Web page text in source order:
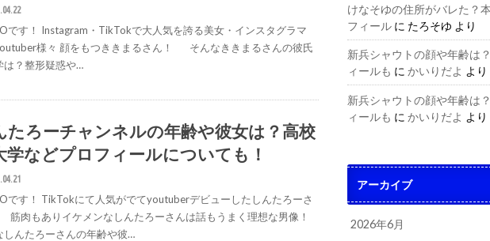
です！ Instagram・TikTokで大人気を誇る美女・インスタグラマ
様々 顔をもつききまるさん！ そんなききまるさんの彼氏
は？整形疑惑や…
たろーチャンネルの年齢や彼女は？高校
学などプロフィールについても！
です！ TikTokにて人気がでてyoutuberデビューしたしんたろーさ
肉もありイケメンなしんたろーさんは話もうまく理想な男像！
しんたろーさんの年齢や彼…
けなそゆの住所がバレた？
フィール に たろそゆ より
新兵シャウトの顔や年齢は
ィールも に かいりだよ より
新兵シャウトの顔や年齢は
ィールも に かいりだよ より
アーカイブ
2026年6月